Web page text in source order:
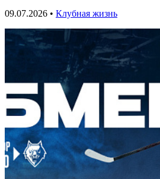
09.07.2026 • Клубная жизнь